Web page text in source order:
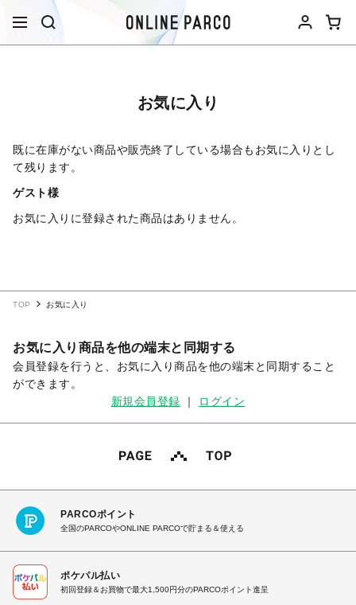
お気に入り
既に在庫がない商品や販売終了している場合もお気に入りとし
て残ります。
ゲスト様
お気に入りに登録された商品はありません。
TOP お気に入り
お気に入り商品を他の端末と同期する
会員登録を行うと、お気に入り商品を他の端末と同期すること
ができます。
新規会員登録 ｜ ログイン
PARCOポイント
全国のPARCOやONLINE PARCOで貯まる＆使える
ポケパル払い
初回登録＆お買物で最大1,500円分のPARCOポイント進呈